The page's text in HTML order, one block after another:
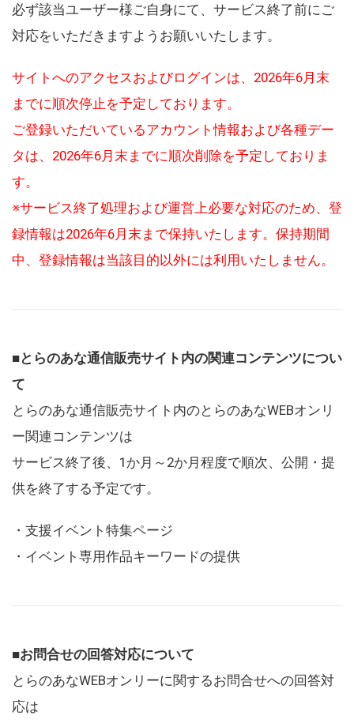
必ず該当ユーザー様ご自身にて、サービス終了前にご
対応をいただきますようお願いいたします。
サイトへのアクセスおよびログインは、2026年6月末
までに順次停止を予定しております。
ご登録いただいているアカウント情報および各種デー
タは、2026年6月末までに順次削除を予定しておりま
す。
※サービス終了処理および運営上必要な対応のため、登
録情報は2026年6月末まで保持いたします。保持期間
中、登録情報は当該目的以外には利用いたしません。
■とらのあな通信販売サイト内の関連コンテンツについ
て
とらのあな通信販売サイト内のとらのあなWEBオンリ
ー関連コンテンツは
サービス終了後、1か月～2か月程度で順次、公開・提
供を終了する予定です。
・支援イベント特集ページ
・イベント専用作品キーワードの提供
■お問合せの回答対応について
とらのあなWEBオンリーに関するお問合せへの回答対
応は